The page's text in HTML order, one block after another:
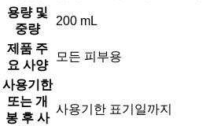
용량 및
중량
200 mL
제품 주
요 사양
모든 피부용
사용기한
또는 개
봉 후 사
사용기한 표기일까지